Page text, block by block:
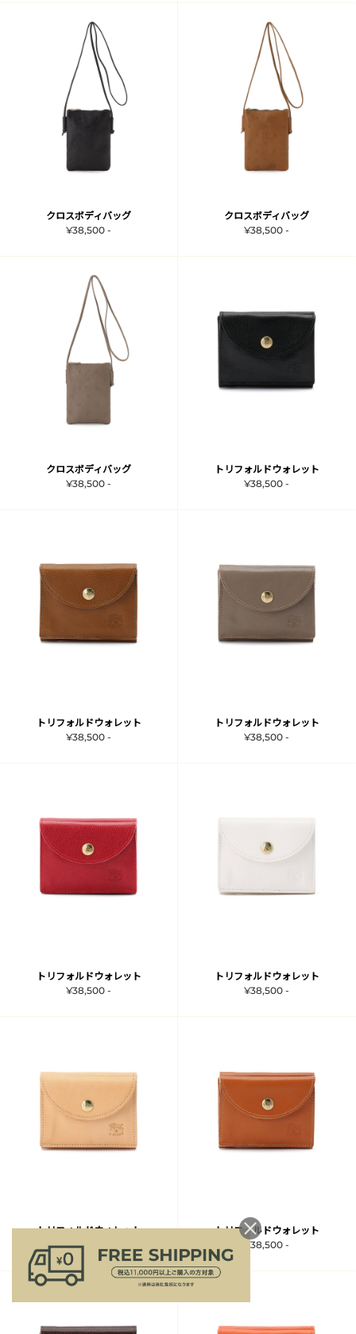
クロスボディバッグ
¥38,500 -
クロスボディバッグ
¥38,500 -
クロスボディバッグ
¥38,500 -
トリフォルドウォレット
¥38,500 -
トリフォルドウォレット
¥38,500 -
トリフォルドウォレット
¥38,500 -
トリフォルドウォレット
¥38,500 -
トリフォルドウォレット
¥38,500 -
トリフォルドウォレット
¥38,500 -
トリフォルドウォレット
¥38,500 -